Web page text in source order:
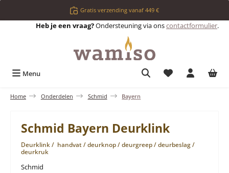
Ga naar de hoofdinhoudGratis verzending vanaf 449 €
Heb je een vraag?Ondersteuning via onscontactformulier.
Menu Je hebt 0 items
Home Onderdelen Schmid Bayern
Schmid Bayern Deurklink
Deurklink / handvat / deurknop / deurgreep / deurbeslag /
deurkruk
Schmid